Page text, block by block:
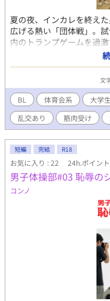
は珍しく、メインキャラ
ちらりと出てくるかもし
ぼ全員、美形。 ※ベッド
途中で入る時は注意しま
ます。
夏の夜、インカレを終え
広げる熱い「団体戦」。
内のトランプゲームを過
汗とアルコールの匂いが
の欲望が暴走する。 4年
質な体操部員たちが、ポ
いった軽い罰ゲームだっ
賭けは「10秒キス」「乳
次とスマホでの撮影が、
トップに犯される」とい
り、喘ぎ声と肉のぶつか
ック、騎乗位と続き、視
らが快楽に溺れていく。
士の信頼感が、過激な場
肌、筋肉の収縮、脈打つ
引き込む。男同士の絆と
がらも快感に抗えない5
する一夜を、仲間たちの
気の一夜に、どこまで浸
文
BL 体育会系 大学生
乱交あり
筋肉受け
短編 完結 R18
お気に入り : 22 24h.ポイン
男子体操部#03 恥辱の
コンノ